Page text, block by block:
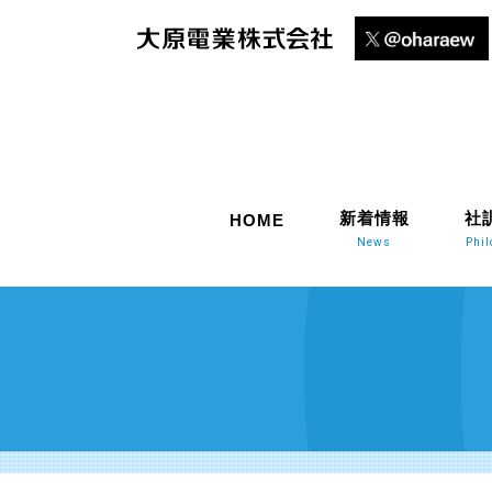
HOME 新着情報
News
社